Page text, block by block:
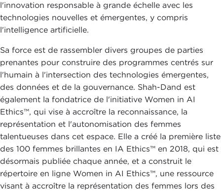
l'innovation responsable à grande échelle avec les
technologies nouvelles et émergentes, y compris
l'intelligence artificielle.
Sa force est de rassembler divers groupes de parties
prenantes pour construire des programmes centrés sur
l'humain à l'intersection des technologies émergentes,
des données et de la gouvernance. Shah-Dand est
également la fondatrice de l'initiative Women in AI
Ethics™, qui vise à accroître la reconnaissance, la
représentation et l'autonomisation des femmes
talentueuses dans cet espace. Elle a créé la première liste
des 100 femmes brillantes en IA Ethics™ en 2018, qui est
désormais publiée chaque année, et a construit le
répertoire en ligne Women in AI Ethics™, une ressource
visant à accroître la représentation des femmes lors des